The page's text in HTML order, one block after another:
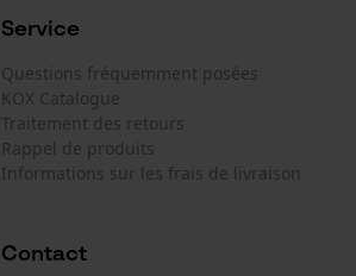
Service
Questions fréquemment posées
KOX Catalogue
Traitement des retours
Rappel de produits
Informations sur les frais de livraison
Contact
Cookies
ID de session